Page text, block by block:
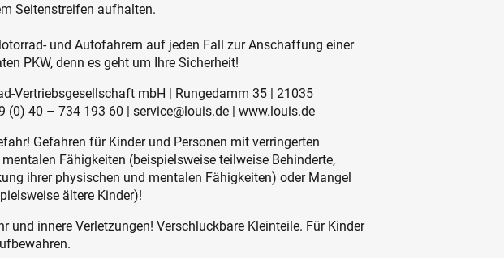
Seitenstreifen aufhalten.
und Autofahrern auf jeden Fall zur Anschaffung einer
PKW, denn es geht um Ihre Sicherheit!
Vertriebsgesellschaft mbH | Rungedamm 35 | 21035
(0) 40 – 734 193 60 | service@louis.de | www.louis.de
Gefahren für Kinder und Personen mit verringerten
Fähigkeiten (beispielsweise teilweise Behinderte,
ihrer physischen und mentalen Fähigkeiten) oder Mangel
ältere Kinder)!
und innere Verletzungen! Verschluckbare Kleinteile. Für Kinder